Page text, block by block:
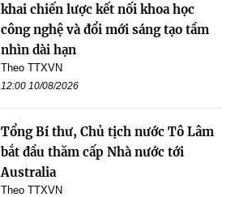
khai chiến lược kết nối khoa học
công nghệ và đổi mới sáng tạo tầm
nhìn dài hạn
Theo TTXVN
12:00 10/08/2026
Tổng Bí thư, Chủ tịch nước Tô Lâm
bắt đầu thăm cấp Nhà nước tới
Australia
Theo TTXVN